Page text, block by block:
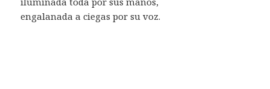
engalanada a ciegas por su voz.